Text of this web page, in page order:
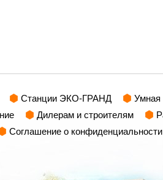
Станции ЭКО-ГРАНД
Умная
Дилерам и строителям
Соглашение о конфиденциальности